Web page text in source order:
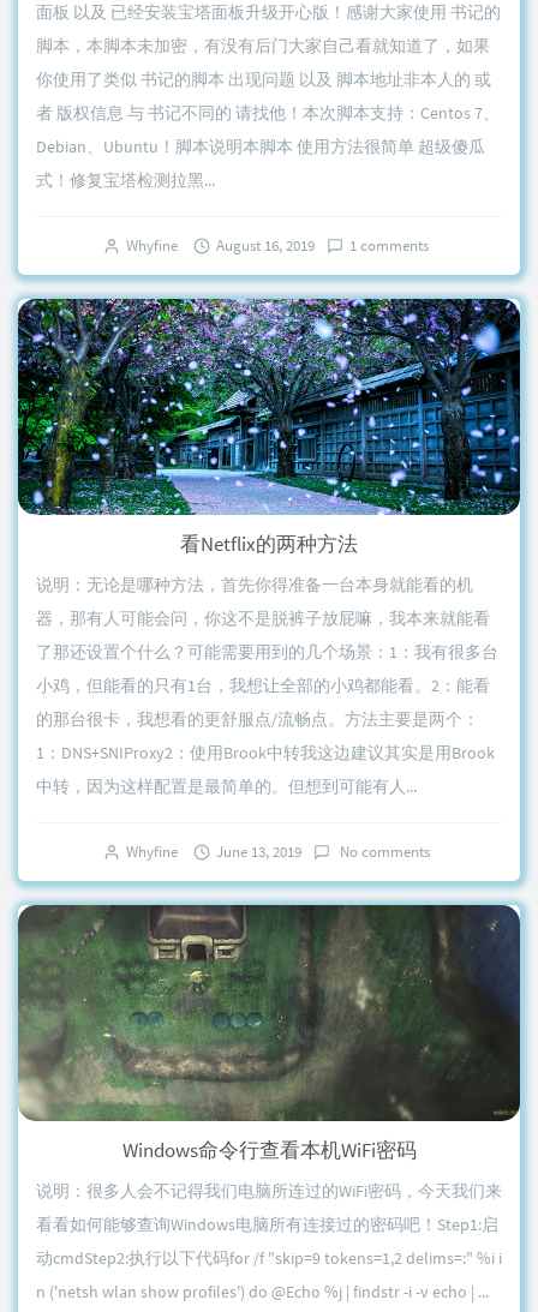
面板 以及 已经安装宝塔面板升级开心版！感谢大家使用 书记的
脚本，本脚本未加密，有没有后门大家自己看就知道了，如果
你使用了类似 书记的脚本 出现问题 以及 脚本地址非本人的 或
者 版权信息 与 书记不同的 请找他！本次脚本支持：Centos 7、
Debian、Ubuntu！脚本说明本脚本 使用方法很简单 超级傻瓜
式！修复宝塔检测拉黑...
Whyfine August 16, 2019 1 comments
看Netflix的两种方法
说明：无论是哪种方法，首先你得准备一台本身就能看的机
器，那有人可能会问，你这不是脱裤子放屁嘛，我本来就能看
了那还设置个什么？可能需要用到的几个场景：1：我有很多台
小鸡，但能看的只有1台，我想让全部的小鸡都能看。2：能看
的那台很卡，我想看的更舒服点/流畅点。方法主要是两个：
1：DNS+SNIProxy2：使用Brook中转我这边建议其实是用Brook
中转，因为这样配置是最简单的。但想到可能有人...
Whyfine June 13, 2019 No comments
Windows命令行查看本机WiFi密码
说明：很多人会不记得我们电脑所连过的WiFi密码，今天我们来
看看如何能够查询Windows电脑所有连接过的密码吧！Step1:启
动cmdStep2:执行以下代码for /f "skip=9 tokens=1,2 delims=:" %i i
n ('netsh wlan show profiles') do @Echo %j | findstr -i -v echo | ...